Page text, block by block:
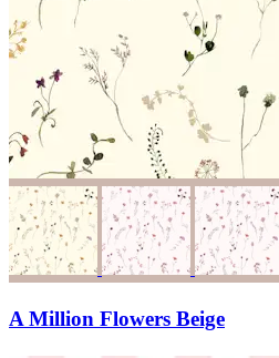
A Million Flowers Beige